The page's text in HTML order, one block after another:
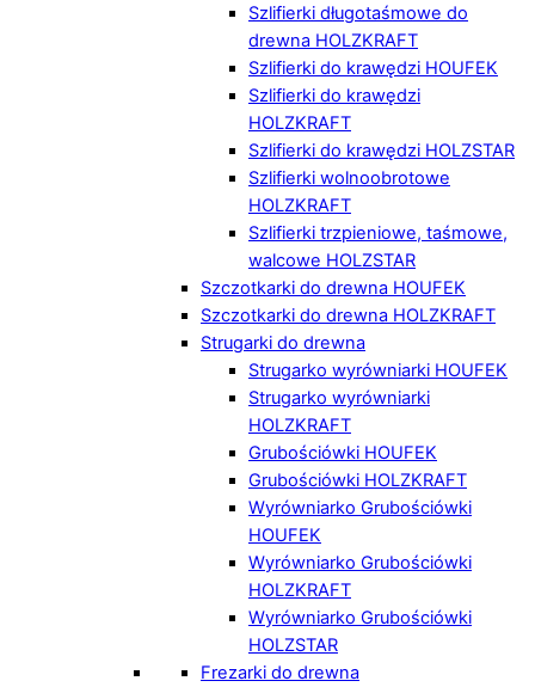
Szlifierki długotaśmowe do
drewna HOLZKRAFT
Szlifierki do krawędzi HOUFEK
Szlifierki do krawędzi
HOLZKRAFT
Szlifierki do krawędzi HOLZSTAR
Szlifierki wolnoobrotowe
HOLZKRAFT
Szlifierki trzpieniowe, taśmowe,
walcowe HOLZSTAR
Szczotkarki do drewna HOUFEK
Szczotkarki do drewna HOLZKRAFT
Strugarki do drewna
Strugarko wyrówniarki HOUFEK
Strugarko wyrówniarki
HOLZKRAFT
Grubościówki HOUFEK
Grubościówki HOLZKRAFT
Wyrówniarko Grubościówki
HOUFEK
Wyrówniarko Grubościówki
HOLZKRAFT
Wyrówniarko Grubościówki
HOLZSTAR
Frezarki do drewna